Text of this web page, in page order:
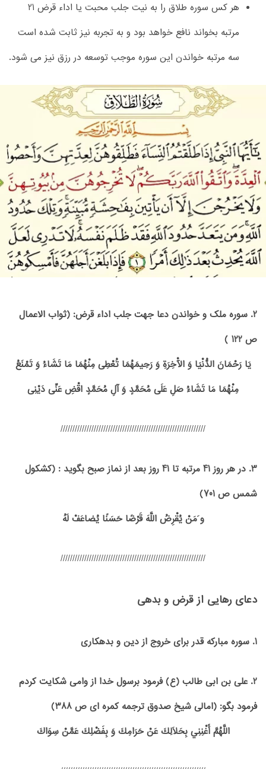
هر کس سوره طلاق را به نیت جلب محبت یا اداء قرض 21
مرتبه بخواند نافع خواهد بود و به تجربه نیز ثابت شده است
سه مرتبه خواندن این سوره موجب توسعه در رزق نیز می شود.
2. سوره ملک و خواندن دعا جهت جلب اداء قرض: (ثواب الاعمال
ص 122 )
یَا رَحْمَانَ الدُّنْیَا وَ الْآخِرَةِ وَ رَحِیمَهُمَا تُعْطِی مِنْهُمَا مَا تَشَاءُ وَ تَمْنَعُ‏
مِنْهُمَا مَا تَشَاءُ صَلِ‏ عَلَی‏ مُحَمَّدٍ وَ آلِ مُحَمَّدٍ اقْضِ عَنِّی دَیْنِی
/////////////////////////////////////////////////////////////
3. در هر روز 41 مرتبه تا 41 روز بعد از نماز صبح بگوید : (کشکول
شمس ص 701)
و َمَنْ يُقْرِضُ اللَّهَ قَرْضًا حَسَنًا یُضاعَفْ لَهُ
/////////////////////////////////////////////////////////////
دعای رهایی از قرض و بدهی
1. سوره مبارکه قدر برای خروج از دین و بدهکاری
2. على بن ابى طالب (ع) فرمود برسول خدا از وامى شكايت كردم
فرمود بگو: (امالی شیخ صدوق ترجمه کمره ای ص 388)
اللَّهُمَّ أَغْنِنِي بِحَلَالِكَ عَنْ حَرَامِكَ وَ بِفَضْلِكَ عَمَّنْ سِوَاكَ